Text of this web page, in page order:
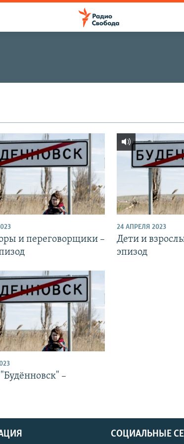
Spotify
CastBox
Podcast Addict
Подписаться
и переговорщики –
24 АПРЕЛЯ 2023
Дети и
эпизод
–
СОЦИАЛЬНЫЕ